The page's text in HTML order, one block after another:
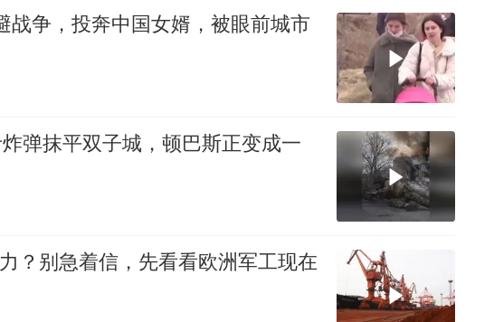
荆斩棘2026》名单
战争，投奔中国女婿，被眼前城市
弹抹平双子城，顿巴斯正变成一
？别急着信，先看看欧洲军工现在